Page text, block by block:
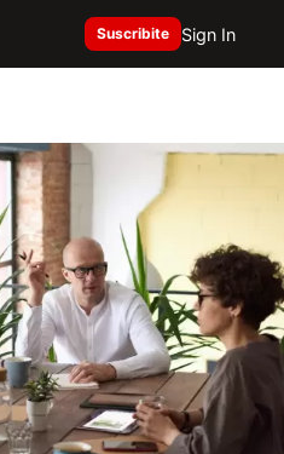
Suscribite Sign In